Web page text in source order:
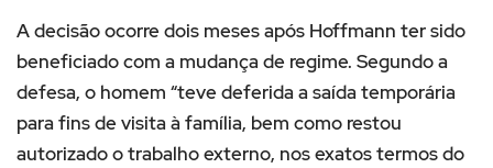
A decisão ocorre dois meses após Hoffmann ter sido
beneficiado com a mudança de regime. Segundo a
defesa, o homem “teve deferida a saída temporária
para fins de visita à família, bem como restou
autorizado o trabalho externo, nos exatos termos do